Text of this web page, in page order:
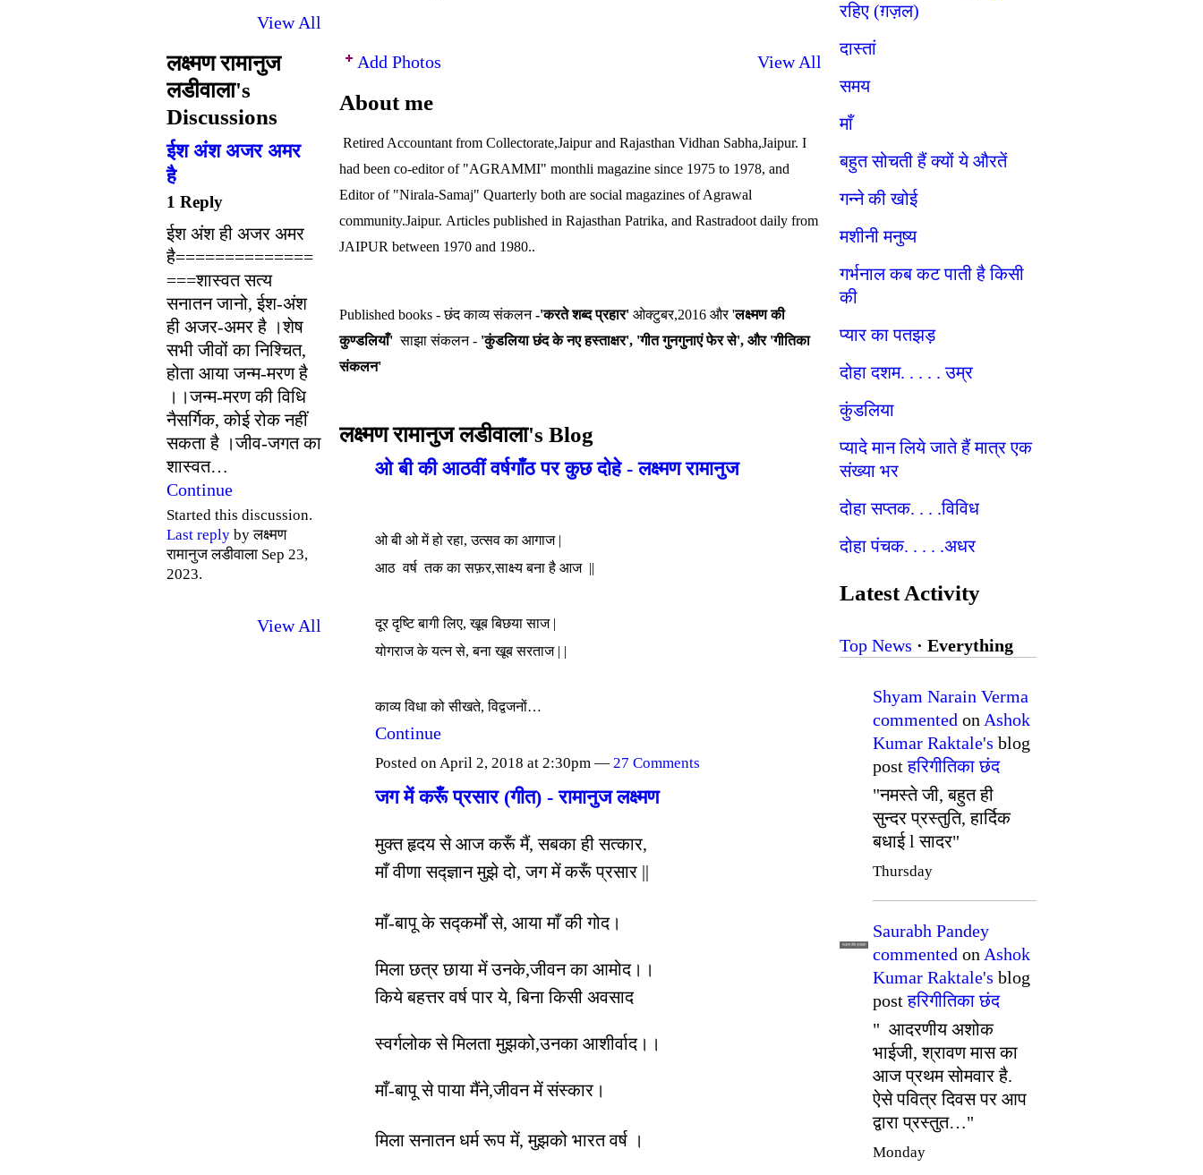
View All
लक्ष्मण रामानुज
लडीवाला's
Discussions
ईश अंश अजर अमर
है
1 Reply
ईश अंश ही अजर अमर
है==============
===शास्वत सत्य
सनातन जानो, ईश-अंश
ही अजर-अमर है ।शेष
सभी जीवों का निश्चित,
होता आया जन्म-मरण है
।।जन्म-मरण की विधि
नैसर्गिक, कोई रोक नहीं
सकता है ।जीव-जगत का
शास्वत…
Continue
Started this discussion.
Last reply by लक्ष्मण
रामानुज लडीवाला Sep 23,
2023.
View All
Add Photos View All
About me
Retired Accountant from Collectorate,Jaipur and Rajasthan Vidhan Sabha,Jaipur. I
had been co-editor of "AGRAMMI" monthli magazine since 1975 to 1978, and
Editorof "Nirala-Samaj" Quarterly both are social magazines of Agrawal
community.Jaipur. Articles published in Rajasthan Patrika, and Rastradoot daily from
JAIPUR between 1970 and 1980..
Published books - छंद काव्य संकलन-'करते शब्द प्रहार' ओक्टुबर,2016 और 'लक्ष्मण की
कुण्डलियाँ' साझा संकलन - 'कुंडलिया छंद के नए हस्ताक्षर', 'गीत गुनगुनाएं फेर से', और 'गीतिका
संकलन'
लक्ष्मण रामानुज लडीवाला's Blog
ओ बी की आठवीं वर्षगाँठ पर कुछ दोहे - लक्ष्मण रामानुज
ओ बी ओ में हो रहा, उत्सव का आगाज |
आठ वर्ष तक का सफ़र,साक्ष्य बना है आज ||
दूर दृष्टि बागी लिए, खूब बिछया साज |
योगराज के यत्न से, बना खूब सरताज | |
काव्य विधा को सीखते, विद्वजनों…
Continue
Posted on April 2, 2018 at 2:30pm — 27 Comments
जग में करूँ प्रसार (गीत) - रामानुज लक्ष्मण
मुक्त हृदय से आज करूँ मैं, सबका ही सत्कार,
माँ वीणा सद्ज्ञान मुझे दो, जग में करूँ प्रसार ||
माँ-बापू के सद्कर्मों से, आया माँ की गोद।
मिला छत्र छाया में उनके,जीवन का आमोद।।
किये बहत्तर वर्ष पार ये, बिना किसी अवसाद
स्वर्गलोक से मिलता मुझको,उनका आशीर्वाद।।
माँ-बापू से पाया मैंने,जीवन में संस्कार।
मिला सनातन धर्म रूप में, मुझको भारत वर्ष ।
रहिए (ग़ज़ल)
दास्तां
समय
माँ
बहुत सोचती हैं क्यों ये औरतें
गन्ने की खोई
मशीनी मनुष्य
गर्भनाल कब कट पाती है किसी
की
प्यार का पतझड़
दोहा दशम. . . . . उम्र
कुंडलिया
प्यादे मान लिये जाते हैं मात्र एक
संख्या भर
दोहा सप्तक. . . .विविध
दोहा पंचक. . . . .अधर
Latest Activity
Top News · Everything
Shyam Narain Verma
commented on Ashok
Kumar Raktale's blog
postहरिगीतिका छंद
"नमस्ते जी, बहुत ही
सुन्दर प्रस्तुति, हार्दिक
बधाई l सादर"
Thursday
सदस्य टीम प्रबंधन
Saurabh Pandey
commented on Ashok
Kumar Raktale's blog
postहरिगीतिका छंद
" आदरणीय अशोक
भाईजी, श्रावण मास का
आज प्रथम सोमवार है.
ऐसे पवित्र दिवस पर आप
द्वारा प्रस्तुत…"
Monday